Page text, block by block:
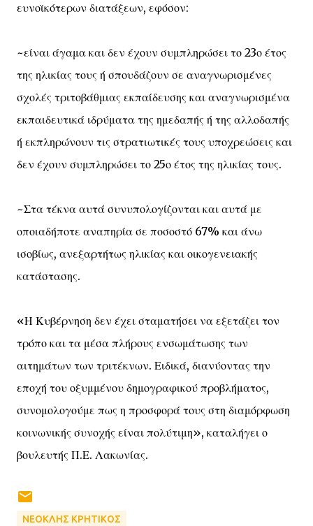
ευνοϊκότερων διατάξεων, εφόσον:
~είναι άγαμα και δεν έχουν συμπληρώσει το 23ο έτος
της ηλικίας τους ή σπουδάζουν σε αναγνωρισμένες
σχολές τριτοβάθμιας εκπαίδευσης και αναγνωρισμένα
εκπαιδευτικά ιδρύματα της ημεδαπής ή της αλλοδαπής
ή εκπληρώνουν τις στρατιωτικές τους υποχρεώσεις και
δεν έχουν συμπληρώσει το 25ο έτος της ηλικίας τους.
~Στα τέκνα αυτά συνυπολογίζονται και αυτά με
οποιαδήποτε αναπηρία σε ποσοστό 67% και άνω
ισοβίως, ανεξαρτήτως ηλικίας και οικογενειακής
κατάστασης.
«Η Κυβέρνηση δεν έχει σταματήσει να εξετάζει τον
τρόπο και τα μέσα πλήρους ενσωμάτωσης των
αιτημάτων των τριτέκνων. Ειδικά, διανύοντας την
εποχή του οξυμμένου δημογραφικού προβλήματος,
συνομολογούμε πως η προσφορά τους στη διαμόρφωση
κοινωνικής συνοχής είναι πολύτιμη», καταλήγει ο
βουλευτής Π.Ε. Λακωνίας.
ΝΕΟΚΛΗΣ ΚΡΗΤΙΚΟΣ